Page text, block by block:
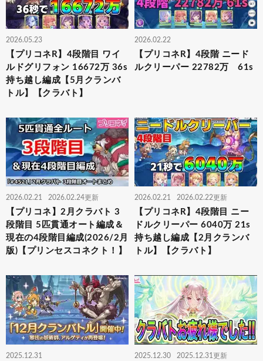
2026.05.23
【プリコネR】4段階目 ワイ
ルドグリフォン 16672万 36s
持ち越し編成【5月クランバ
トル】【クラバト】
2026.02.22
【プリコネR】4段階 ニード
ルクリーパー 22782万 61s
2026.02.21 2026.02.24更新
【プリコネ】2月クラバト 3
段階目 5匹貫通オート編成＆
現在の4段階目編成(2026/2月
版)【プリンセスコネクト！】
2026.02.21 2026.02.22更新
【プリコネR】4段階目 ニー
ドルクリーパー 6040万 21s
持ち越し編成【2月クランバ
トル】【クラバト】
2025.12.31 2025.12.30 2025.12.31更新